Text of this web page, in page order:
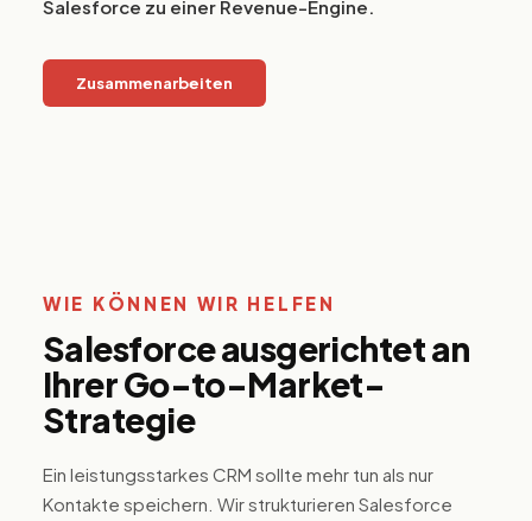
Salesforce zu einer Revenue-Engine.
Zusammenarbeiten
WIE KÖNNEN WIR HELFEN
Salesforce ausgerichtet an
Ihrer Go-to-Market-
Strategie
Ein leistungsstarkes CRM sollte mehr tun als nur
Kontakte speichern. Wir strukturieren Salesforce